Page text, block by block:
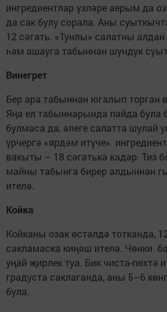
ингредиентлар үзләре аерым да
да сак булу сорала. Аны
12 сәгать. «Тунлы» салатны
һәм ашауга табыннан шундук
Винегрет
Бер ара табыннан югалып торган
Яңа ел табыннарында пәйда
булмаса да, әлеге салатта шулай
үрчергә «ярдәм итүче»
вакыты – 18 сәгатькә кадәр. Тиз
майны табынга бирер алдыннан
ителә.
Койка
Койканы озак өстәлдә тотканда,
сакламаска киңәш ителә. Чөнки
уңай җирлек туа. Бик чиста-пөхтә
градуста саклаганда, аны 5–6
була.